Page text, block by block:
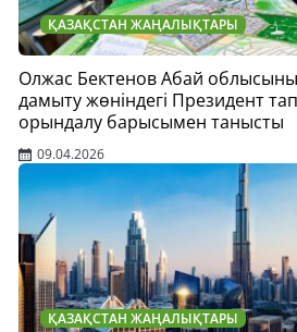
ҚАЗАҚСТАН ЖАҢАЛЫҚТАРЫ
Олжас Бектенов Абай
дамыту жөніндегі Президент
орындалу барысымен танысты
09.04.2026
ҚАЗАҚСТАН ЖАҢАЛЫҚТАРЫ